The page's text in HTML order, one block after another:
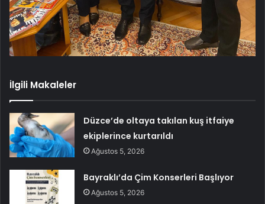
İlgili Makaleler
Düzce’de oltaya takılan kuş itfaiye
ekiplerince kurtarıldı
Ağustos 5, 2026
Bayraklı’da Çim Konserleri Başlıyor
Ağustos 5, 2026